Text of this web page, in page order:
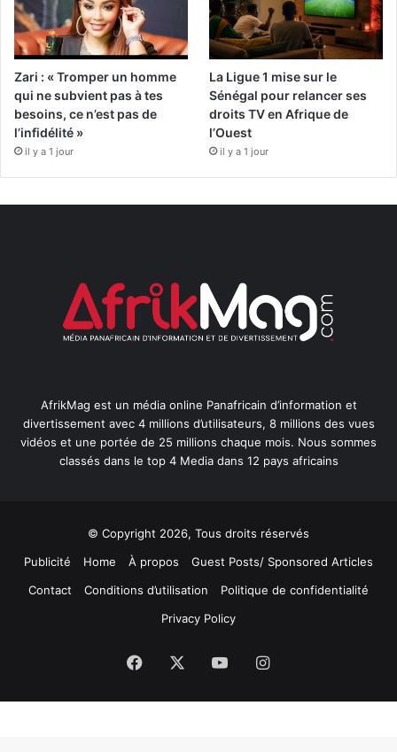
Zari : « Tromper un homme
qui ne subvient pas à tes
besoins, ce n’est pas de
l’infidélité »
il y a 1 jour
La Ligue 1 mise sur le
Sénégal pour relancer ses
droits TV en Afrique de
l’Ouest
il y a 1 jour
AfrikMag est un média online Panafricain d’information et
divertissement avec 4 millions d’utilisateurs, 8 millions des vues
vidéos et une portée de 25 millions chaque mois. Nous sommes
classés dans le top 4 Media dans 12 pays africains
© Copyright 2026, Tous droits réservés
Publicité
Home À propos
Guest Posts/ Sponsored Articles
Contact
Conditions d’utilisation
Politique de confidentialité
Privacy Policy
Facebook YouTubeInstagram